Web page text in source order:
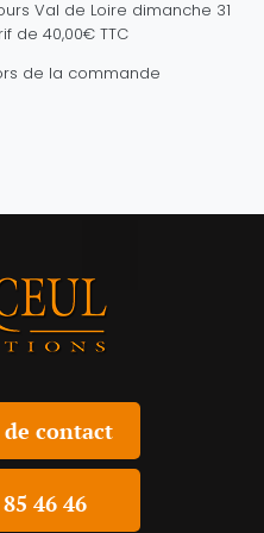
Val de Loire dimanche 31
de 40,00€ TTC
de la commande
contact
46 46